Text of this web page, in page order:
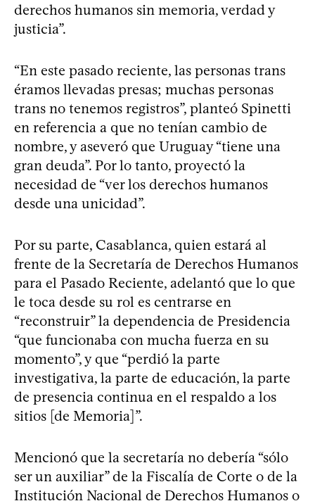
derechos humanos sin memoria, verdad y
justicia”.
“En este pasado reciente, las personas trans
éramos llevadas presas; muchas personas
trans no tenemos registros”, planteó Spinetti
en referencia a que no tenían cambio de
nombre, y aseveró que Uruguay “tiene una
gran deuda”. Por lo tanto, proyectó la
necesidad de “ver los derechos humanos
desde una unicidad”.
Por su parte, Casablanca, quien estará al
frente de la Secretaría de Derechos Humanos
para el Pasado Reciente, adelantó que lo que
le toca desde su rol es centrarse en
“reconstruir” la dependencia de Presidencia
“que funcionaba con mucha fuerza en su
momento”, y que “perdió la parte
investigativa, la parte de educación, la parte
de presencia continua en el respaldo a los
sitios [de Memoria]”.
Mencionó que la secretaría no debería “sólo
ser un auxiliar” de la Fiscalía de Corte o de la
Institución Nacional de Derechos Humanos o